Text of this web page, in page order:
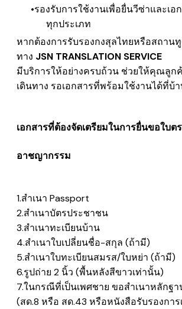
รองรับการใช้งานเพื่อยื่นวีซ่าและเอ
ทุกประเภท
หากต้องการรับรองกงสุลไทยหรือสถาน
ทาง JSN TRANSLATION SERVICE
มีบริการให้อย่างครบถ้วน ช่วยให้คุณลูก
เดินทาง รอเอกสารที่พร้อมใช้งานได้ที่บ้
เอกสารที่ต้องจัดเตรียมในการยื่นขอใบต
อาชญากรรม
1.สำเนา Passport
2.สำเนาบัตรประชาชน
3.สำเนาทะเบียนบ้าน
4.สำเนาใบเปลี่ยนชื่อ-สกุล (ถ้ามี)
5.สำเนาใบทะเบียนสมรส/ใบหย่า (ถ้ามี)
6.รูปถ่าย 2 นิ้ว (พื้นหลังสีขาวเท่านั้น)
7.ในกรณีที่เป็นเพศชาย ขอสำเนาหลักฐ
(สด.8 หรือ สด.43 หรือหนังสือรับรองการ